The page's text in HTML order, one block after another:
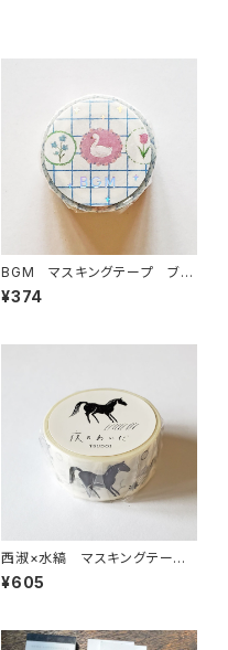
BGM マスキングテープ ブロ
ーチ
¥374
西淑×水縞 マスキングテー
プ 夜のあいだ 集い モノトーン
¥605